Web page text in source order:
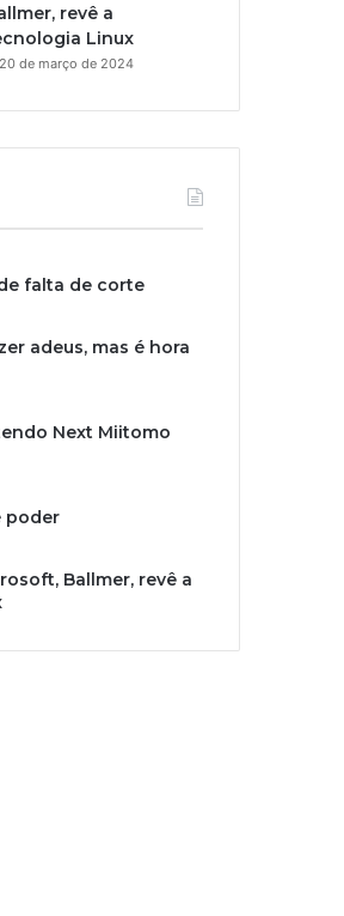
revê a
Linux
20 de março de 2024
falta de corte
adeus, mas é hora
Next Miitomo
poder
Ballmer, revê a